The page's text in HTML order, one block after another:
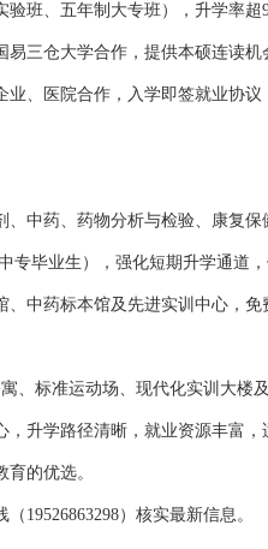
班、五年制大专班），升学率
易三仓大学合作，提供本硕连读机
业、医院合作，入学即签就业协
、中药、药物分析与检验、康复
专毕业生），强化短期升学通道，
、中药标本馆及先进实训中心，
、标准运动场、现代化实训大楼
，升学路径清晰，就业资源丰富
的优选。
19526863298）核实最新信息。